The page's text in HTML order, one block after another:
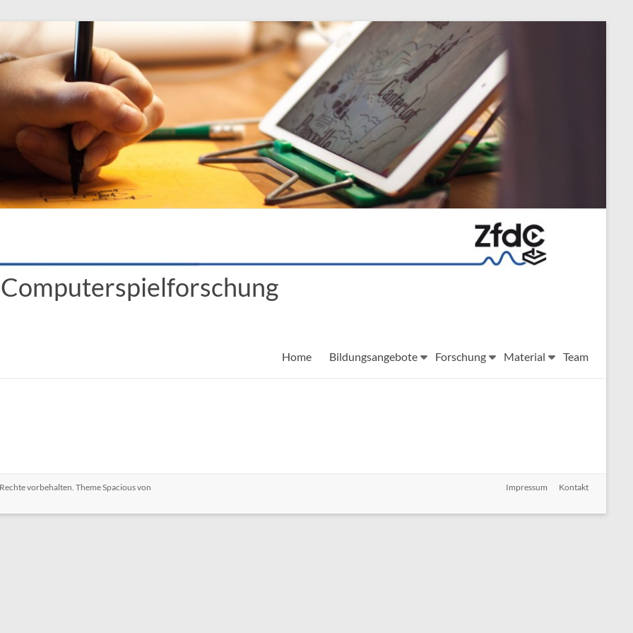
Home Bildungsangebote Forschung Material Team
vorbehalten. ThemeSpaciousvon
Impressum Kontakt